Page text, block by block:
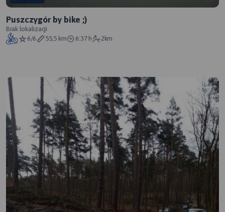
Puszczygór by bike ;)
Brak lokalizacji
6/6
55,5 km 6:37 h 2km